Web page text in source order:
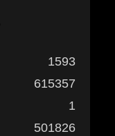
1593
615357
1
501826